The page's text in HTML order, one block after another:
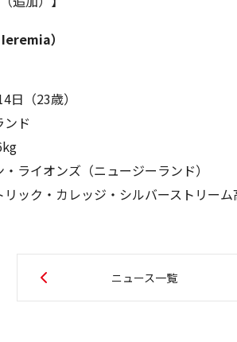
）
日（23歳）
ンド
ライオンズ（ニュージーランド）
リック・カレッジ・シルバーストリー
ニュース一覧